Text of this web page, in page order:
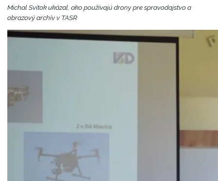
Michal Svítok ukázal, ako používajú drony pre spravodajstvo a
obrazový archív v TASR